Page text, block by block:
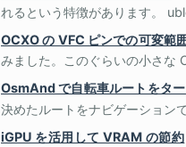
れるという特徴があります。
OCXO の VFC ピンでの可変範
みました。このぐらいの小さ
OsmAnd で自転車ルートをタ
決めたルートをナビゲーション
iGPU を活用して VRAM の節約